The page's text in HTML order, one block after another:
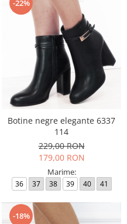
-22%
Botine negre elegante 6337
114
229,00 RON
179,00 RON
Marime:
36 37 38 39 40 41
-18%